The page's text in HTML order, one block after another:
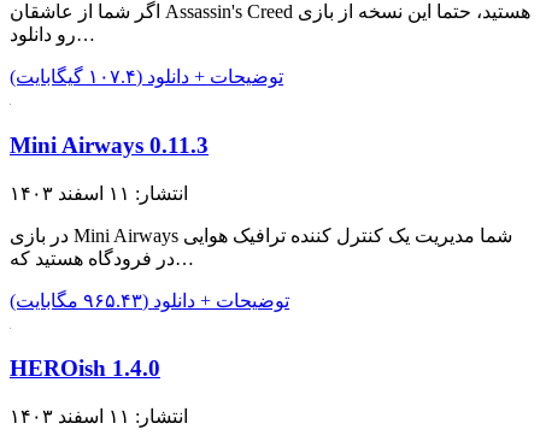
اگر شما از عاشقان Assassin's Creed هستید، حتما این نسخه از بازی
رو دانلود…
توضیحات + دانلود (۱۰۷.۴ گیگابایت)
Mini Airways 0.11.3
انتشار: ۱۱ اسفند ۱۴۰۳
در بازی Mini Airways شما مدیریت یک کنترل کننده ترافیک هوایی
در فرودگاه هستید که…
توضیحات + دانلود (۹۶۵.۴۳ مگابایت)
HEROish 1.4.0
انتشار: ۱۱ اسفند ۱۴۰۳